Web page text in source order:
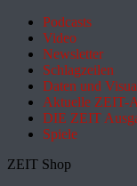
Podcasts
Video
Newsletter
Schlagzeilen
Daten und
Aktuelle ZEIT-
DIE ZEIT
Spiele
ZEIT Shop